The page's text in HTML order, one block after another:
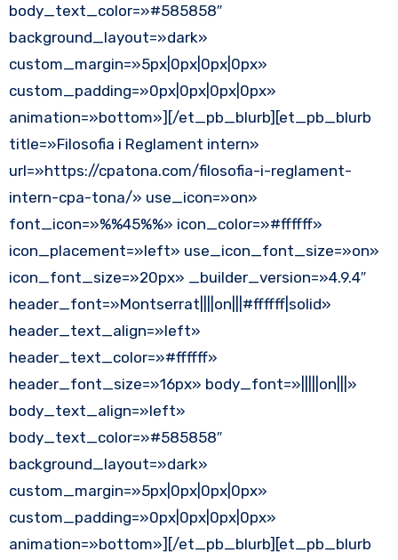
body_text_color=»#585858″
background_layout=»dark»
custom_margin=»5px|0px|0px|0px»
custom_padding=»0px|0px|0px|0px»
animation=»bottom»][/et_pb_blurb][et_pb_blurb
title=»Filosofia i Reglament intern»
url=»https://cpatona.com/filosofia-i-reglament-
intern-cpa-tona/» use_icon=»on»
font_icon=»%%45%%» icon_color=»#ffffff»
icon_placement=»left» use_icon_font_size=»on»
icon_font_size=»20px» _builder_version=»4.9.4″
header_font=»Montserrat||||on|||#ffffff|solid»
header_text_align=»left»
header_text_color=»#ffffff»
header_font_size=»16px» body_font=»|||||on|||»
body_text_align=»left»
body_text_color=»#585858″
background_layout=»dark»
custom_margin=»5px|0px|0px|0px»
custom_padding=»0px|0px|0px|0px»
animation=»bottom»][/et_pb_blurb][et_pb_blurb